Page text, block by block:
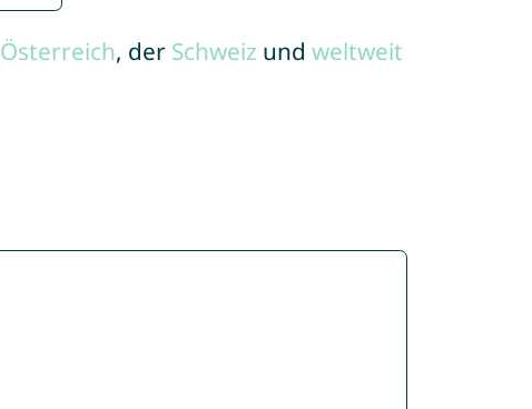
Österreich, der Schweiz und weltweit